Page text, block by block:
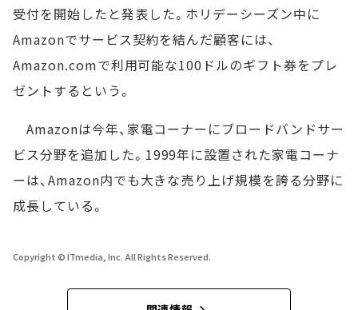
受付を開始したと発表した。ホリデーシーズン中に
Amazonでサービス契約を結んだ顧客には、
Amazon.comで利用可能な100ドルのギフト券をプレ
ゼントするという。
Amazonは今年、家電コーナーにブロードバンドサー
ビス分野を追加した。1999年に設置された家電コーナ
ーは、Amazon内でも大きな売り上げ規模を誇る分野に
成長している。
Copyright © ITmedia, Inc. All Rights Reserved.